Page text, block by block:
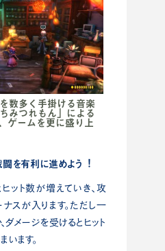
数多く⼿掛ける⾳楽
みつれもん」による
ゲームを更に盛り上
を有利に進めよう︕
ット数が増えていき、攻
スが⼊ります。ただし⼀
メージを受けるとヒット
います。